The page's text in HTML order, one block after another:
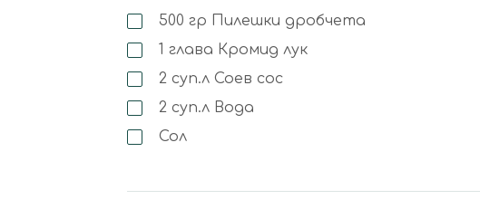
500 гр Пилешки дробчета
1 глава Кромид лук
2 суп.л Соев сос
2 суп.л Вода
Сол